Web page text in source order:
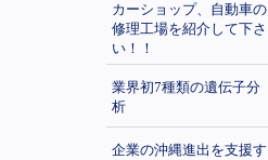
カーショップ、自動車の
修理工場を紹介して下さ
い！！
業界初7種類の遺伝子分
析
企業の沖縄進出を支援す